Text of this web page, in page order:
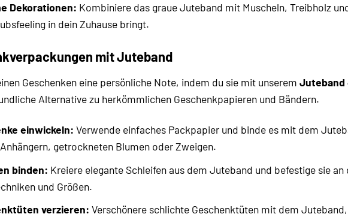
Dekorationen: Kombiniere das graue Juteband mit Muscheln, Treibholz
in dein Zuhause bringt.
mit Juteband
Geschenken eine persönliche Note, indem du sie mit unserem Juteband
Alternative zu herkömmlichen Geschenkpapieren und Bändern.
einwickeln: Verwende einfaches Packpapier und binde es mit dem
getrockneten Blumen oder Zweigen.
binden: Kreiere elegante Schleifen aus dem Juteband und befestige sie
und Größen.
verzieren: Verschönere schlichte Geschenktüten mit dem